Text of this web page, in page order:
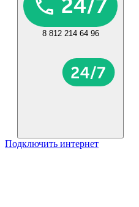
8 812 214 64 96
Подключить интернет